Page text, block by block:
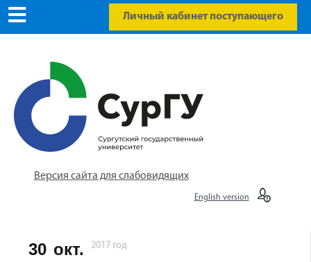
Личный кабинет поступающего
Версия сайта для слабовидящих
English version
30 окт. 2017 год